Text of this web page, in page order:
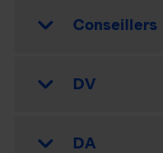
Conseillers
DV
DA